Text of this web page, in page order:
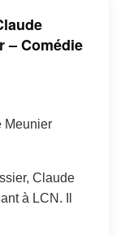
– Comédie
Meunier
Claude
à LCN. Il